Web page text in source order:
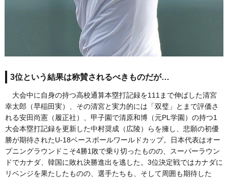
3位という結果は称賛されるべきものだが…
大会中に自身の持つ高校通算本塁打記録を111まで伸ばした清宮
幸太郎（早稲田実）、その清宮と実力的には「双璧」とまで評価さ
れる安田尚憲（履正社）、甲子園で清原和博（元PL学園）の持つ1
大会本塁打記録を更新した中村奨成（広陵）らを擁し、悲願の初優
勝が期待されたU-18ベースボールワールドカップ。日本代表はオー
プニングラウンドこそ4勝1敗で乗り切ったものの、スーパーラウン
ドでカナダ、韓国に敗れ決勝進出を逃した。3位決定戦ではカナダに
リベンジを果たしたものの、選手たちも、そして周囲も期待した